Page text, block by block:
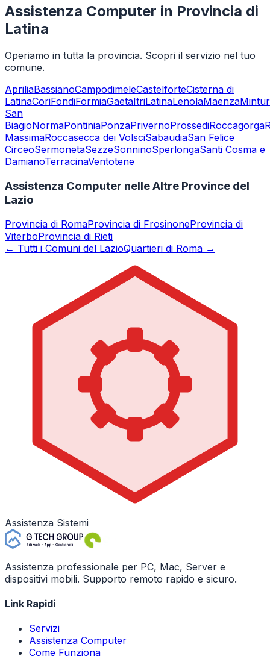
Assistenza Computer in Provincia di
Latina
Operiamo in tutta la provincia. Scopri il servizio nel tuo
comune.
ApriliaBassianoCampodimeleCastelforteCisterna di
LatinaCoriFondiFormiaGaetaItriLatinaLenolaMaenza
San
BiagioNormaPontiniaPonzaPrivernoProssediRoccagorga
MassimaRoccasecca dei VolsciSabaudiaSan Felice
CirceoSermonetaSezzeSonninoSperlongaSanti Cosma e
DamianoTerracinaVentotene
Assistenza Computer nelle Altre Province del
Lazio
Provincia di RomaProvincia di FrosinoneProvincia di
ViterboProvincia di Rieti
← Tutti i Comuni del LazioQuartieri di Roma →
Assistenza Sistemi
Assistenza professionale per PC, Mac, Server e
dispositivi mobili. Supporto remoto rapido e sicuro.
Link Rapidi
Servizi
Assistenza Computer
Come Funziona